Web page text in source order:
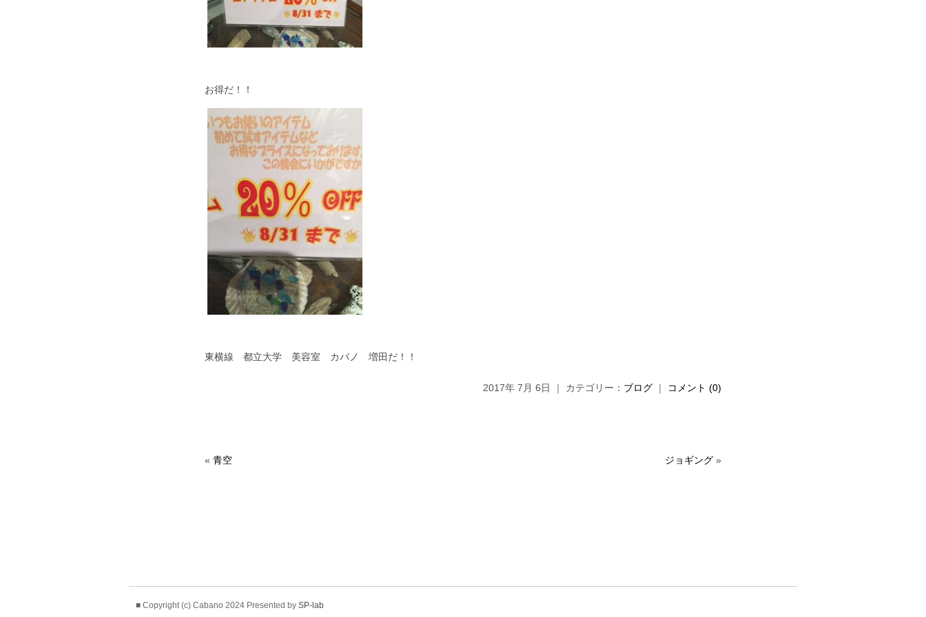
お得だ！！
東横線 都立大学 美容室 カバノ 増田だ！！
2017年 7月 6日 ｜ カテゴリー： ブログ ｜ コメント (0)
« 青空 ジョギング »
■ Copyright (c) Cabano 2024 Presented by SP-lab